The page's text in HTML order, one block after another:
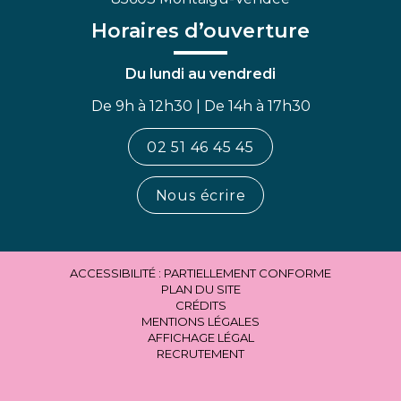
Horaires d’ouverture
Du lundi au vendredi
De 9h à 12h30 | De 14h à 17h30
02 51 46 45 45
Nous écrire
ACCESSIBILITÉ : PARTIELLEMENT CONFORME
PLAN DU SITE
CRÉDITS
MENTIONS LÉGALES
AFFICHAGE LÉGAL
RECRUTEMENT